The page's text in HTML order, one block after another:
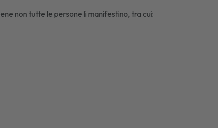
non tutte le persone li manifestino, tra cui: